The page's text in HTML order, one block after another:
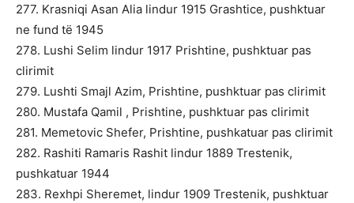
277. Krasniqi Asan Alia lindur 1915 Grashtice, pushktuar
ne fund të 1945
278. Lushi Selim lindur 1917 Prishtine, pushktuar pas
clirimit
279. Lushti Smajl Azim, Prishtine, pushktuar pas clirimit
280. Mustafa Qamil , Prishtine, pushktuar pas clirimit
281. Memetovic Shefer, Prishtine, pushkatuar pas clirimit
282. Rashiti Ramaris Rashit lindur 1889 Trestenik,
pushkatuar 1944
283. Rexhpi Sheremet, lindur 1909 Trestenik, pushktuar